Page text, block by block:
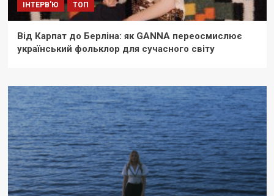
ІНТЕРВ'Ю ТОП
Від Карпат до Берліна: як GANNA переосмислює
український фольклор для сучасного світу